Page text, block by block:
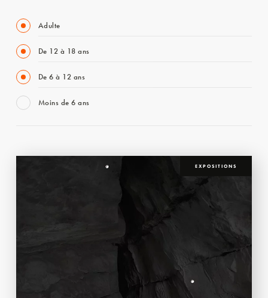
Adulte
De 12 à 18 ans
De 6 à 12 ans
Moins de 6 ans
EXPOSITIONS